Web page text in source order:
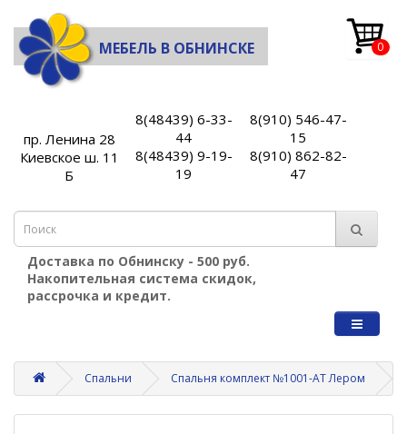
МЕБЕЛЬ В ОБНИНСКЕ 0
пр. Ленина 28
Киевское ш. 11
Б
8(48439) 6-33-
44
8(48439) 9-19-
19
8(910) 546-47-
15
8(910) 862-82-
47
Доставка по Обнинску - 500 руб.
Накопительная система скидок,
рассрочка и кредит.
Спальни Спальня комплект №1001-АТ Лером